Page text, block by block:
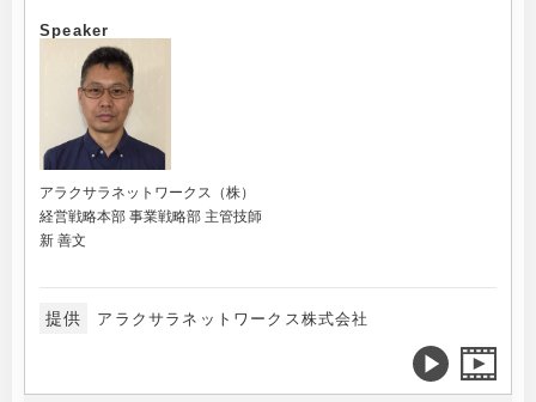
Speaker
アラクサラネットワークス（株）
経営戦略本部 事業戦略部 主管技師
新 善文
提供 アラクサラネットワークス株式会社